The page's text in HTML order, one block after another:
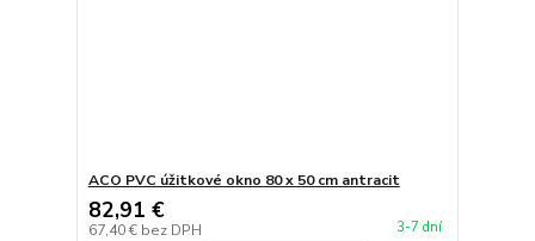
ACO PVC úžitkové okno 80 x 50 cm antracit
82,91 €
67,40 € bez DPH 3-7 dní